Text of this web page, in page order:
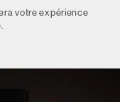
votre expérience